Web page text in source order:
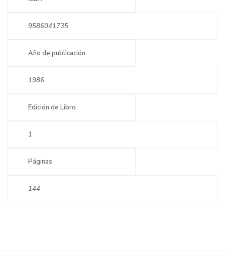
9586041735
Año de publicación
1986
Edición de Libro
1
Páginas
144